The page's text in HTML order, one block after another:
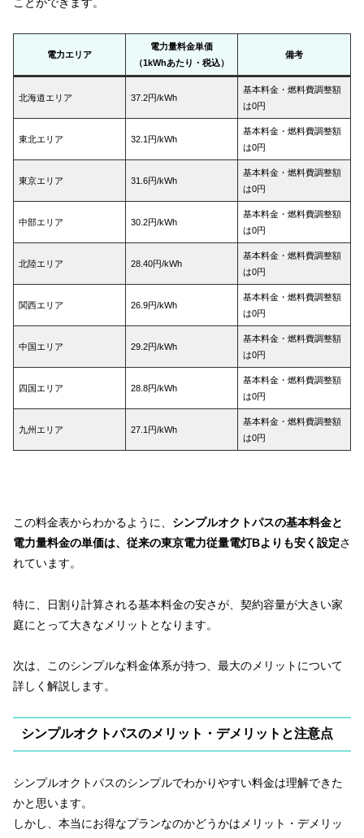
電力エリア
電力量料金単価
（1kWhあたり・税込）
備考
北海道エリア 37.2円/kWh
基本料金・燃料費調整額
は0円
東北エリア 32.1円/kWh
基本料金・燃料費調整額
は0円
東京エリア 31.6円/kWh
基本料金・燃料費調整額
は0円
中部エリア 30.2円/kWh
基本料金・燃料費調整額
は0円
北陸エリア 28.40円/kWh
基本料金・燃料費調整額
は0円
関西エリア 26.9円/kWh
基本料金・燃料費調整額
は0円
中国エリア 29.2円/kWh
基本料金・燃料費調整額
は0円
四国エリア 28.8円/kWh
基本料金・燃料費調整額
は0円
九州エリア 27.1円/kWh
基本料金・燃料費調整額
は0円
この料金表からわかるように、 シンプルオクトパスの基本料金と
電力量料金の単価は、従来の東京電力従量電灯Bよりも安く設定さ
れています。
特に、日割り計算される基本料金の安さが、契約容量が大きい家
庭にとって大きなメリットとなります。
次は、このシンプルな料金体系が持つ、最大のメリットについて
詳しく解説します。
シンプルオクトパスのメリット・デメリットと注意点
シンプルオクトパスのシンプルでわかりやすい料金は理解できた
かと思います。
しかし、本当にお得なプランなのかどうかはメリット・デメリッ